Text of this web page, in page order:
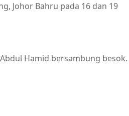
Johor Bahru pada 16 dan 19
Hamid bersambung besok.